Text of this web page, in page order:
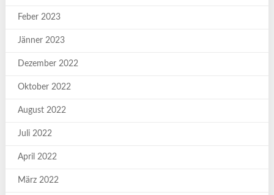
Feber 2023
Jänner 2023
Dezember 2022
Oktober 2022
August 2022
Juli 2022
April 2022
März 2022